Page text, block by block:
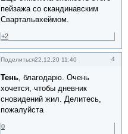
пейзажа со скандинавским
Свартальвхеймом.
+2
Поделиться 4
22.12.20 11:40
Тень , благодарю. Очень
хочется, чтобы дневник
сновидений жил. Делитесь,
пожалуйста
0